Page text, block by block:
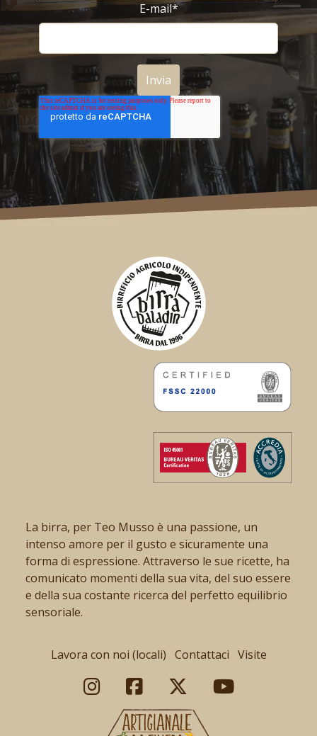
E-mail*
La birra, per Teo Musso è una passione, un
intenso amore per il gusto e sicuramente una
forma di espressione. Attraverso le sue ricette, ha
comunicato momenti della sua vita, del suo essere
e della sua costante ricerca del perfetto equilibrio
sensoriale.
Lavora con noi (locali) Contattaci Visite